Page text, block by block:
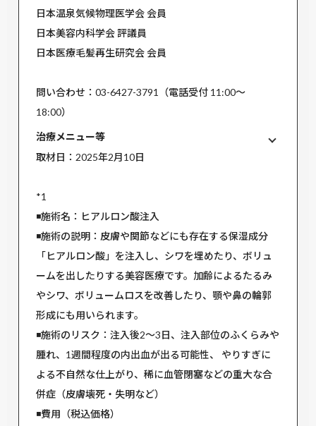
日本温泉気候物理医学会 会員
日本美容内科学会 評議員
日本医療毛髪再生研究会 会員
問い合わせ：03-6427-3791（電話受付 11:00〜
18:00）
治療メニュー等
取材日：2025年2月10日
*1
◾️施術名：ヒアルロン酸注入
◾️施術の説明：皮膚や関節などにも存在する保湿成分
「ヒアルロン酸」を注入し、シワを埋めたり、ボリュ
ームを出したりする美容医療です。加齢によるたるみ
やシワ、ボリュームロスを改善したり、顎や鼻の輪郭
形成にも用いられます。
◾️施術のリスク：注入後2〜3日、注入部位のふくらみや
腫れ、1週間程度の内出血が出る可能性、 やりすぎに
よる不自然な仕上がり、稀に血管閉塞などの重大な合
併症（皮膚壊死・失明など）
◾️費用（税込価格）